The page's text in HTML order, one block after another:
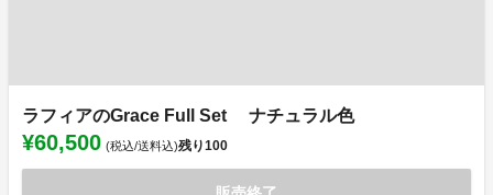
ラフィアのGrace Full Set ナチュラル色
¥60,500 (税込/送料込)残り100